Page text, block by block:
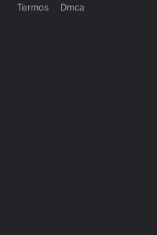
Termos
Dmca